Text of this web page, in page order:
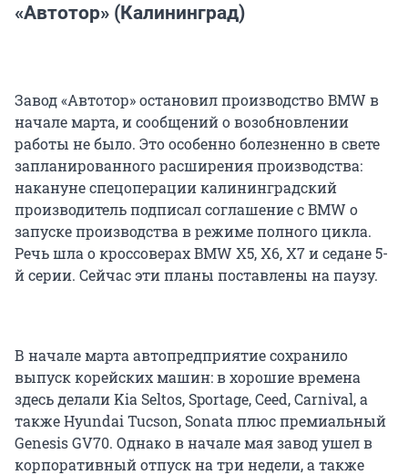
«Автотор» (Калининград)
Завод «Автотор» остановил производство BMW в
начале марта, и сообщений о возобновлении
работы не было. Это особенно болезненно в свете
запланированного расширения производства:
накануне спецоперации калининградский
производитель подписал соглашение с BMW о
запуске производства в режиме полного цикла.
Речь шла о кроссоверах BMW X5, X6, X7 и седане 5-
й серии. Сейчас эти планы поставлены на паузу.
В начале марта автопредприятие сохранило
выпуск корейских машин: в хорошие времена
здесь делали Kia Seltos, Sportage, Ceed, Carnival, а
также Hyundai Tucson, Sonata плюс премиальный
Genesis GV70. Однако в начале мая завод ушел в
корпоративный отпуск на три недели, а также